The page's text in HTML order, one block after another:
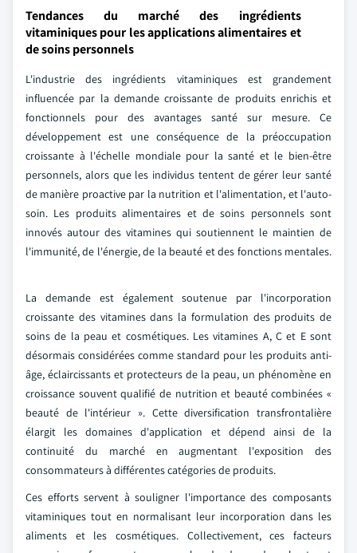
Tendances du marché des ingrédients
vitaminiques pour les applications alimentaires et
de soins personnels
L'industrie des ingrédients vitaminiques est grandement
influencée par la demande croissante de produits enrichis et
fonctionnels pour des avantages santé sur mesure. Ce
développement est une conséquence de la préoccupation
croissante à l'échelle mondiale pour la santé et le bien-être
personnels, alors que les individus tentent de gérer leur santé
de manière proactive par la nutrition et l'alimentation, et l'auto-
soin. Les produits alimentaires et de soins personnels sont
innovés autour des vitamines qui soutiennent le maintien de
l'immunité, de l'énergie, de la beauté et des fonctions mentales.
La demande est également soutenue par l'incorporation
croissante des vitamines dans la formulation des produits de
soins de la peau et cosmétiques. Les vitamines A, C et E sont
désormais considérées comme standard pour les produits anti-
âge, éclaircissants et protecteurs de la peau, un phénomène en
croissance souvent qualifié de nutrition et beauté combinées «
beauté de l'intérieur ». Cette diversification transfrontalière
élargit les domaines d'application et dépend ainsi de la
continuité du marché en augmentant l'exposition des
consommateurs à différentes catégories de produits.
Ces efforts servent à souligner l'importance des composants
vitaminiques tout en normalisant leur incorporation dans les
aliments et les cosmétiques. Collectivement, ces facteurs